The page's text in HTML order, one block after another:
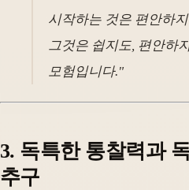
시작하는 것은 편안하
그것은 쉽지도, 편안하
모험입니다."
3. 독특한 통찰력과
추구